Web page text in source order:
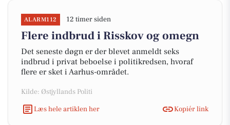
ALARM112 12 timer siden
Flere indbrud i Risskov og omegn
Det seneste døgn er der blevet anmeldt seks
indbrud i privat beboelse i politikredsen, hvoraf
flere er sket i Aarhus-området.
Kilde: Østjyllands Politi
Læs hele artiklen her
Kopiér link